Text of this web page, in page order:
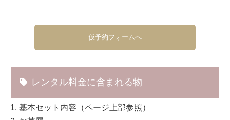
仮予約フォームへ
レンタル料金に含まれる物
基本セット内容（ページ上部参照）